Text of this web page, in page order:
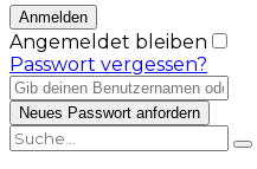
Angemeldet bleiben
Passwort vergessen?